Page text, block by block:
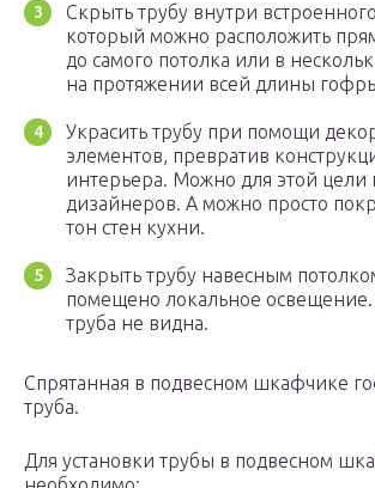
Скрыть трубу внутри
который можно расположить
до самого потолка или в
на протяжении всей длины
Украсить трубу при помощи
элементов, превратив
интерьера. Можно для этой цели
дизайнеров. А можно просто
тон стен кухни.
Закрыть трубу навесным
помещено локальное освещение.
труба не видна.
Спрятанная в подвесном шкафчике
труба.
Для установки трубы в подвесном